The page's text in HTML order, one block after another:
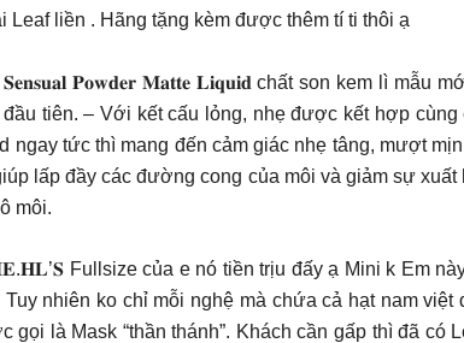
Leaf liền . Hãng tặng kèm được thêm tí ti thôi ạ
𝐒𝐞𝐧𝐬𝐮𝐚𝐥 𝐏𝐨𝐰𝐝𝐞𝐫 𝐌𝐚𝐭𝐭𝐞 𝐋𝐢𝐪𝐮𝐢𝐝 chất son kem lì
đầu tiên. – Với kết cấu lỏng, nhẹ được kết hợp
ngay tức thì mang đến cảm giác nhẹ tâng, mượt
lấp đầy các đường cong của môi và giảm sự
môi.
Fullsize của e nó tiền trịu đấy ạ Mini k Em này
Tuy nhiên ko chỉ mỗi nghệ mà chứa cả hạt nam
gọi là Mask “thần thánh”. Khách cần gấp thì đã